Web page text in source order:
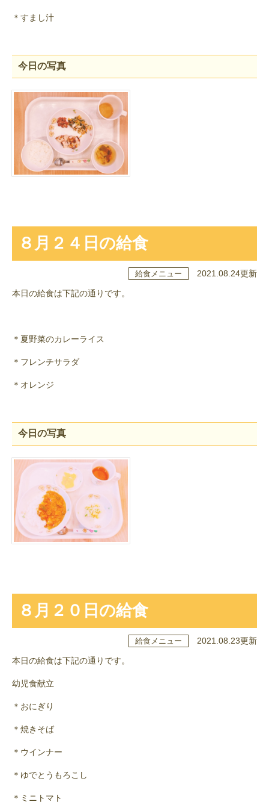
＊すまし汁
今日の写真
８月２４日の給食
給食メニュー 2021.08.24更新
本日の給食は下記の通りです。
＊夏野菜のカレーライス
＊フレンチサラダ
＊オレンジ
今日の写真
８月２０日の給食
給食メニュー 2021.08.23更新
本日の給食は下記の通りです。
幼児食献立
＊おにぎり
＊焼きそば
＊ウインナー
＊ゆでとうもろこし
＊ミニトマト